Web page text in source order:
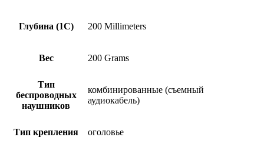
Глубина (1С) 200 Millimeters
Вес 200 Grams
Тип
беспроводных
наушников
комбинированные (съемный
аудиокабель)
Тип крепления оголовье